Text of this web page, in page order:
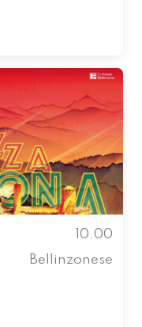
10.00
Bellinzonese